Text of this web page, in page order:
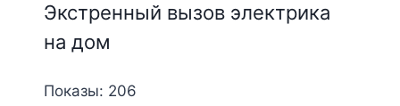
Экстренный вызов электрика
на дом
Показы: 206